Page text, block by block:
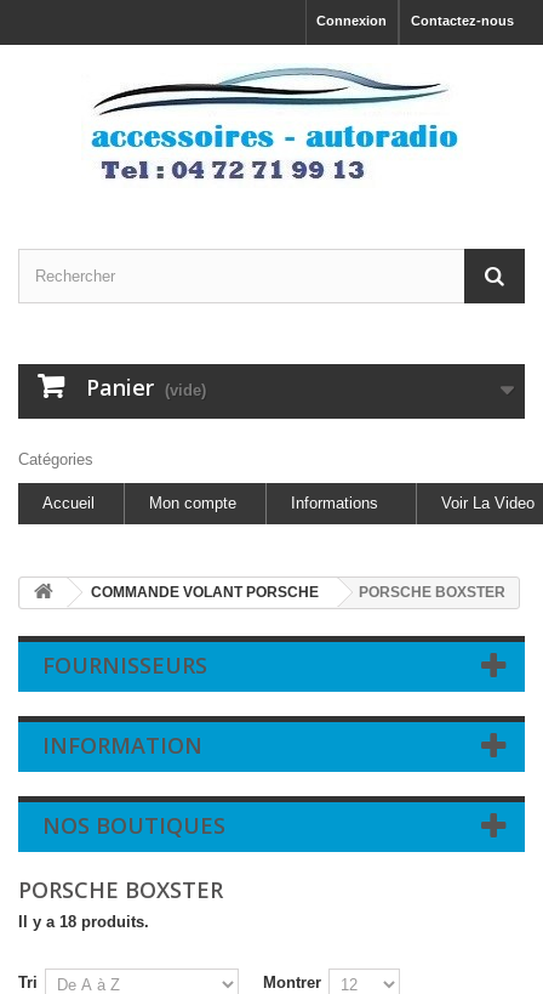
Contactez-nous
Connexion
Panier (vide)
Catégories
Accueil Mon compte Informations Voir La Video
COMMANDE VOLANT PORSCHE PORSCHE BOXSTER
FOURNISSEURS
INFORMATION
NOS BOUTIQUES
PORSCHE BOXSTER
Il y a 18 produits.
Tri
Montrer